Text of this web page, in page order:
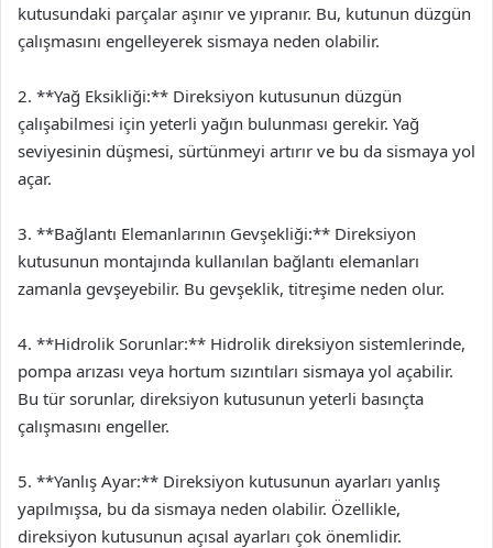
kutusundaki parçalar aşınır ve yıpranır. Bu, kutunun düzgün
çalışmasını engelleyerek sismaya neden olabilir.
2. **Yağ Eksikliği:** Direksiyon kutusunun düzgün
çalışabilmesi için yeterli yağın bulunması gerekir. Yağ
seviyesinin düşmesi, sürtünmeyi artırır ve bu da sismaya yol
açar.
3. **Bağlantı Elemanlarının Gevşekliği:** Direksiyon
kutusunun montajında kullanılan bağlantı elemanları
zamanla gevşeyebilir. Bu gevşeklik, titreşime neden olur.
4. **Hidrolik Sorunlar:** Hidrolik direksiyon sistemlerinde,
pompa arızası veya hortum sızıntıları sismaya yol açabilir.
Bu tür sorunlar, direksiyon kutusunun yeterli basınçta
çalışmasını engeller.
5. **Yanlış Ayar:** Direksiyon kutusunun ayarları yanlış
yapılmışsa, bu da sismaya neden olabilir. Özellikle,
direksiyon kutusunun açısal ayarları çok önemlidir.